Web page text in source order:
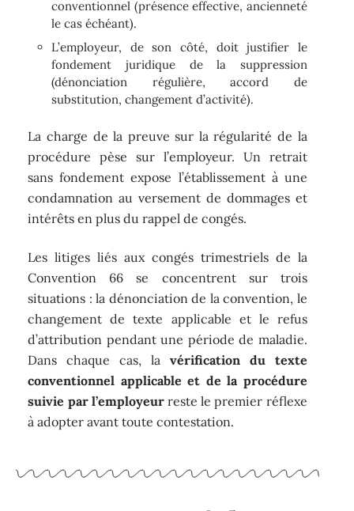
conventionnel (présence effective, ancienneté
le cas échéant).
L’employeur, de son côté, doit justifier le
fondement juridique de la suppression
(dénonciation régulière, accord de
substitution, changement d’activité).
La charge de la preuve sur la régularité de la
procédure pèse sur l’employeur. Un retrait
sans fondement expose l’établissement à une
condamnation au versement de dommages et
intérêts en plus du rappel de congés.
Les litiges liés aux congés trimestriels de la
Convention 66 se concentrent sur trois
situations : la dénonciation de la convention, le
changement de texte applicable et le refus
d’attribution pendant une période de maladie.
Dans chaque cas, la vérification du texte
conventionnel applicable et de la procédure
suivie par l’employeurreste le premier réflexe
à adopter avant toute contestation.